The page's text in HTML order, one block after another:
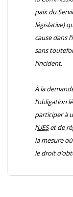
paix du
législative)
cause dans
sans
l’incident.
À la
l’obligation
participer à
l’UESet de
la mesure
le droit